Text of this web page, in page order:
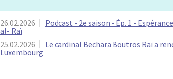
26.02.2026
Podcast - 2e saison - Ép. 1 -
al- Raï
25.02.2026
Le cardinal Bechara Boutros Raï a
Luxembourg